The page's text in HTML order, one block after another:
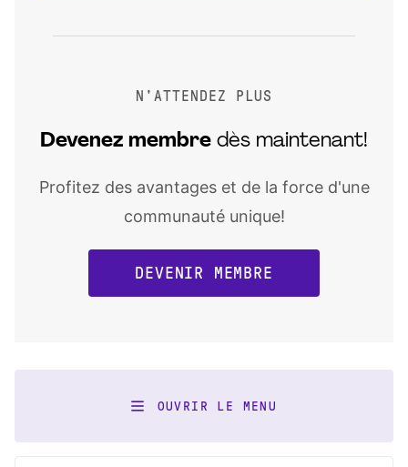
N'ATTENDEZ PLUS
Devenez membre dès maintenant!
Profitez des avantages et de la force d'une
communauté unique!
DEVENIR MEMBRE
OUVRIR LE MENU